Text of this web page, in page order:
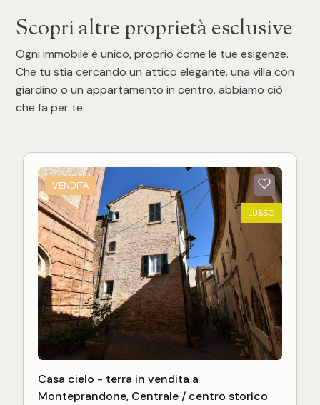
Scopri altre proprietà esclusive
Ogni immobile è unico, proprio come le tue esigenze.
Che tu stia cercando un attico elegante, una villa con
giardino o un appartamento in centro, abbiamo ciò
che fa per te.
VENDITA
LUSSO
Casa cielo - terra in vendita a
Monteprandone, Centrale / centro storico